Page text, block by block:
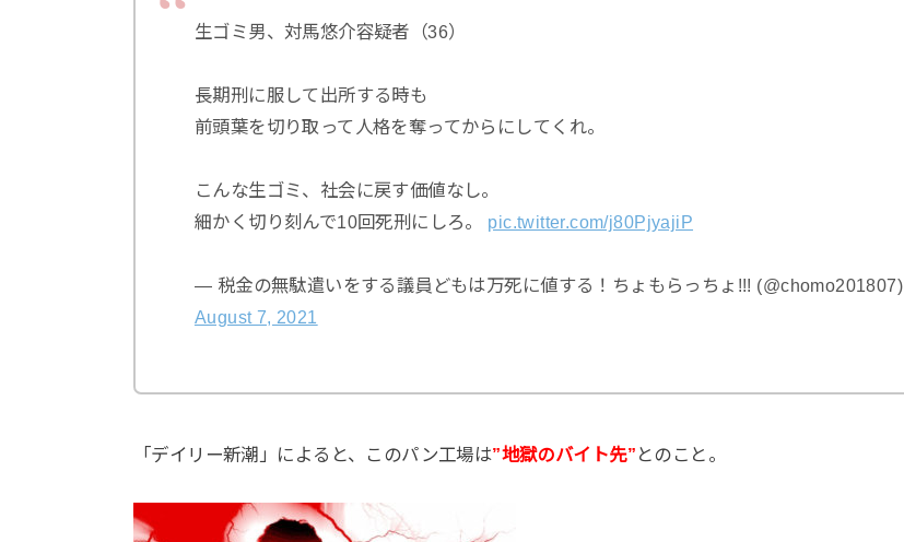
生ゴミ男、対馬悠介容疑者（36）
長期刑に服して出所する時も
前頭葉を切り取って人格を奪ってからにしてくれ。
こんな生ゴミ、社会に戻す価値なし。
細かく切り刻んで10回死刑にしろ。 pic.twitter.com/j80PjyajiP
— 税金の無駄遣いをする議員どもは万死に値する！ちょもらっちょ!!! (@chomo201807)
August 7, 2021
「デイリー新潮」によると、このパン工場は”地獄のバイト先” とのこと。